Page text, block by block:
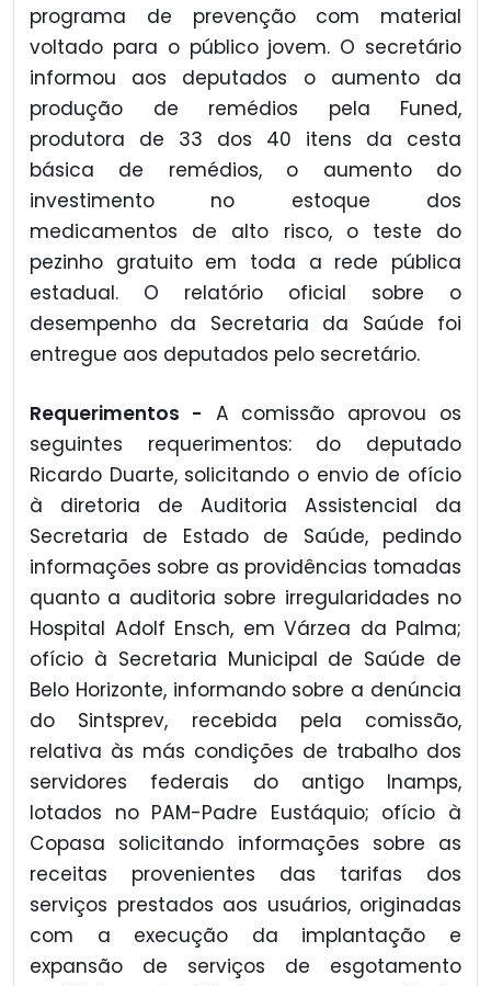
programa de prevenção com material
voltado para o público jovem. O secretário
informou aos deputados o aumento da
produção de remédios pela Funed,
produtora de 33 dos 40 itens da cesta
básica de remédios, o aumento do
investimento no estoque dos
medicamentos de alto risco, o teste do
pezinho gratuito em toda a rede pública
estadual. O relatório oficial sobre o
desempenho da Secretaria da Saúde foi
entregue aos deputados pelo secretário.
Requerimentos - A comissão aprovou os
seguintes requerimentos: do deputado
Ricardo Duarte, solicitando o envio de ofício
à diretoria de Auditoria Assistencial da
Secretaria de Estado de Saúde, pedindo
informações sobre as providências tomadas
quanto a auditoria sobre irregularidades no
Hospital Adolf Ensch, em Várzea da Palma;
ofício à Secretaria Municipal de Saúde de
Belo Horizonte, informando sobre a denúncia
do Sintsprev, recebida pela comissão,
relativa às más condições de trabalho dos
servidores federais do antigo Inamps,
lotados no PAM-Padre Eustáquio; ofício à
Copasa solicitando informações sobre as
receitas provenientes das tarifas dos
serviços prestados aos usuários, originadas
com a execução da implantação e
expansão de serviços de esgotamento